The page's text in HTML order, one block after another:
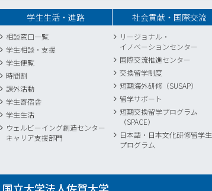
学生生活・進路
相談窓口一覧
学生相談・支援
学生便覧
時間割
課外活動
学生寄宿舎
学生生活
ウェルビーイング創造センター
キャリア支援部門
社会貢献・国際交流
リージョナル・
イノベーションセンター
国際交流推進センター
交換留学制度
短期海外研修（SUSAP）
留学サポート
短期交換留学プログラム
（SPACE）
日本語・日本文化研修留学生
プログラム